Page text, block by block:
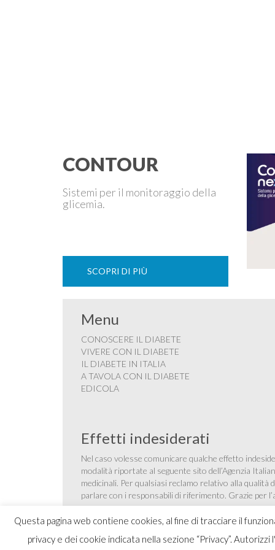
CONTOUR
Sistemi per il monitoraggio della
glicemia.
SCOPRI DI PIÙ
Questa pagina web contiene cookies, al fine di tracciare il
privacy e dei cookie indicata nella sezione “Privacy”.
Menu
CONOSCERE IL DIABETE
VIVERE CON IL DIABETE
IL DIABETE IN ITALIA
A TAVOLA CON IL DIABETE
EDICOLA
Effetti indesiderati
Nel caso volesse comunicare qualche effetto
modalità riportate al seguente sito dell’Agenzia
medicinali. Per qualsiasi reclamo relativo alla
parlare con i responsabili di riferimento. Grazie per